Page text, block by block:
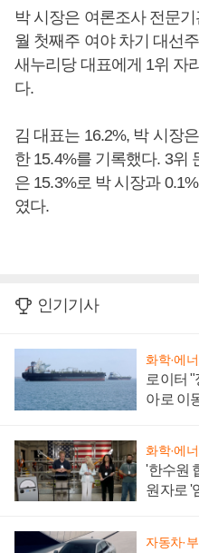
박 시장은 여론조사 전문
월 첫째주 여야 차기 대선
새누리당 대표에게 1위 자
다.
김 대표는 16.2%, 박 시장
한 15.4%를 기록했다. 3위
은 15.3%로 박 시장과
였다.
인기기사
화학·에
로이터
아로 이
화학·에
'한수원
원자로 '
자동차·